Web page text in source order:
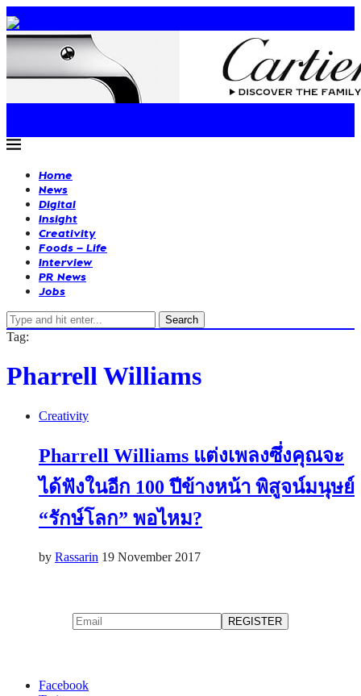
Home
News
Digital
Insight
Creativity
Foods – Life
Interview
PR News
Jobs
Search
Tag:
Pharrell Williams
Creativity
Pharrell Williams แต่งเพลงซึ่งคุณจะ
ได้ฟังในอีก 100 ปีข้างหน้า พิสูจน์มนุษย์
“รักษ์โลก” พอไหม?
by Rassarin 19 November 2017
Facebook